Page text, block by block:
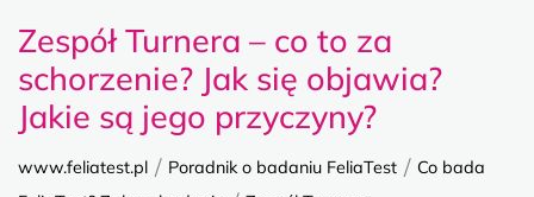
www.feliatest.pl / Poradnik o badaniu FeliaTest / Co bada
Zespół Turnera – co to za
schorzenie? Jak się objawia?
Jakie są jego przyczyny?